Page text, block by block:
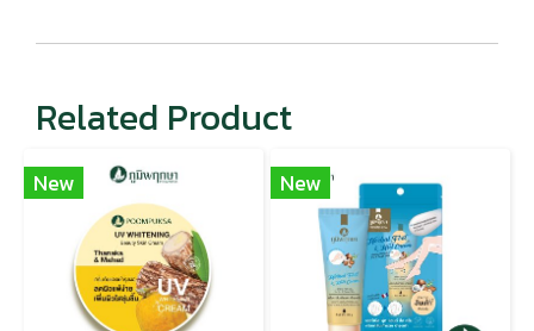
Related Product
New New